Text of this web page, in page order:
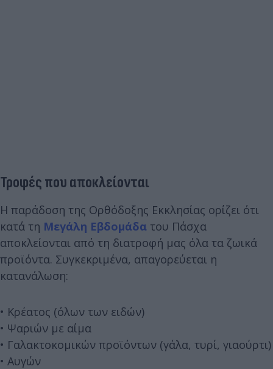
Τροφές που αποκλείονται
Η παράδοση της Ορθόδοξης Εκκλησίας ορίζει ότι
κατά τη Μεγάλη Εβδομάδα του Πάσχα
αποκλείονται από τη διατροφή μας όλα τα ζωικά
προϊόντα. Συγκεκριμένα, απαγορεύεται η
κατανάλωση:
• Κρέατος (όλων των ειδών)
• Ψαριών με αίμα
• Γαλακτοκομικών προϊόντων (γάλα, τυρί, γιαούρτι)
• Αυγών